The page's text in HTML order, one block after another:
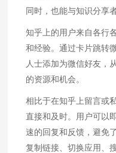
同时，也能与知识分享
知乎上的用户来自各行
和经验。通过卡片跳转
人士添加为微信好友，
的资源和机会。
相比于在知乎上留言或
直接和及时。用户可以
速的回复和反馈，避免
复制链接、切换应用、